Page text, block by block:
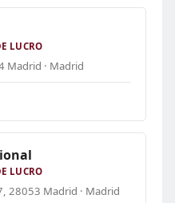
LUCRO
Madrid · Madrid
LUCRO
28053 Madrid · Madrid